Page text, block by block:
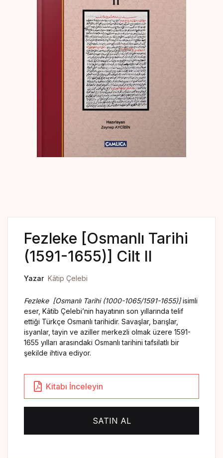
İnsan ve Hayat Dergisi
Çamlıca Çocuk Dergisi
Çamlıca Kids Magazine
Create Account
Fezleke [Osmanlı Tarihi
(1591-1655)] Cilt II
Yazar Kâtip Çelebi
Fezleke [Osmanlı Tarihi (1000-1065/1591-1655)]isimli
eser, Kâtib Çelebi’nin hayatının son yıllarında telif
ettiği Türkçe Osmanlı tarihidir. Savaşlar, barışlar,
isyanlar, tayin ve aziller merkezli olmak üzere 1591-
1655 yılları arasındaki Osmanlı tarihini tafsilatlı bir
şekilde ihtiva ediyor.
Kitabı İnceleyin
SATIN AL